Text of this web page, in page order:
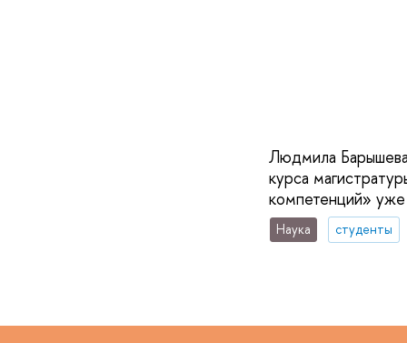
Людмила
курса
компетенций» уже
Наука студенты